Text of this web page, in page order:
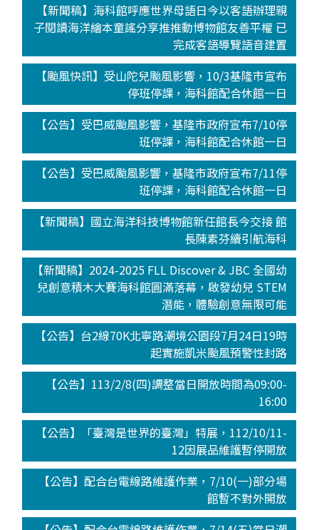
【新聞稿】海科館呼應世界母語日今以客語辦理親
子閱讀海洋繪本童謠分享推推動博物館友善平權 已
完成客語導覽語音建置
【颱風快訊】受山陀兒颱風影響，10/3基隆市宣布
停班停課，海科館配合休館一日
【公告】受巴威颱風影響，基隆市政府宣布7/10停
班停課，海科館配合休館一日
【公告】受巴威颱風影響，基隆市政府宣布7/11停
班停課，海科館配合休館一日
【新聞稿】國立海洋科技博物館新任館長今交接 館
長陳素芬續引航海科
【新聞稿】2024-2025 FLL Discover & JBC 全國幼
兒創意積木大賽海科館圓滿落幕，啟發幼兒 STEM
潛能，體驗創意無限可能
【公告】台2線70K北寧路潮境公園段7月24日19時
起實施凱米颱風預警性封路
【公告】113/2/8(四)調整當日開放時間為09:00-
16:00
【公告】「臺灣是世界的臺灣」特展，112/10/11-
12因展品維護暫停開放
【公告】配合台電線路維護作業，7/10(一)部分場
館暫不對外開放